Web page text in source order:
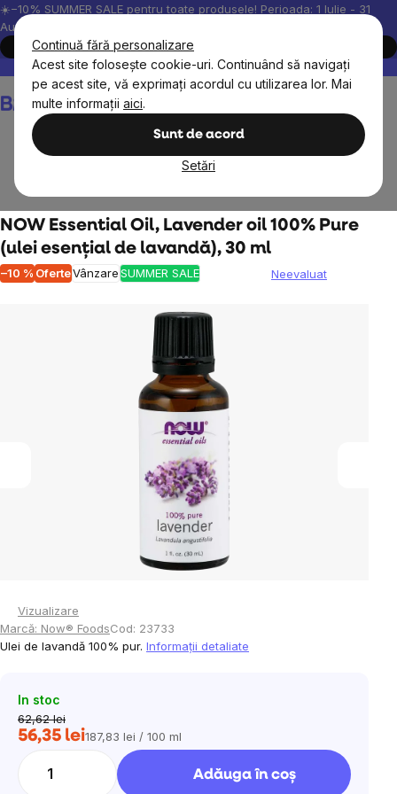
Continuă fără personalizare
Acest site folosește cookie-uri. Continuând să navigați
pe acest site, vă exprimați acordul cu utilizarea lor. Mai
multe informații aici.
Sunt de acord
Setări
Treci
la
conținut
☀️−10% SUMMER SALE pentru toate produsele! Perioada: 1 Iulie - 31
August, 2026.
Cumpără acum
Peste 200.000 de recenzii verificate
Produsele noastre sunt
Coş
de
NOW Essential Oil, Lavender oil 100% Pure
(ulei esențial de lavandă), 30 ml
–10 % OferteVânzareSUMMER SALE
Evaluarea
a
produsului
este
0,0
din
5
stele.
Neevaluat
Vizualizare
Marcă: Now® FoodsCod: 23733
Ulei de lavandă 100% pur. Informaţii detaliate
In stoc
62,62 lei
56,35 leiEvaluare
187,83 lei / 100 ml
Adăuga în coş